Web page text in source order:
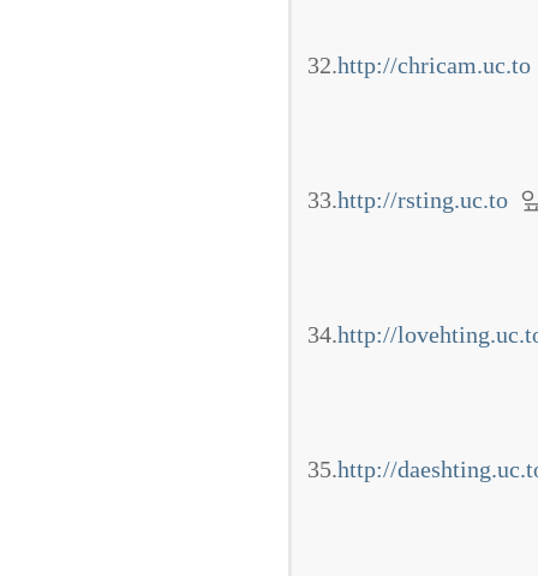
32.http://chricam.uc.to
33.http://rsting.uc.to앞
34.http://
35.http://